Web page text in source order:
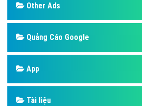
Other Ads
Quảng Cáo Google
App
Tài liệu